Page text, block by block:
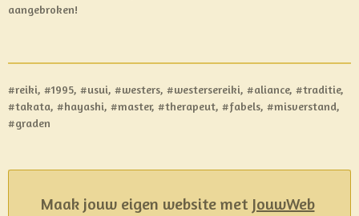
aangebroken!
#reiki, #1995, #usui, #westers, #westersereiki, #aliance, #traditie,
#takata, #hayashi, #master, #therapeut, #fabels, #misverstand,
#graden
Maak jouw eigen website met JouwWeb